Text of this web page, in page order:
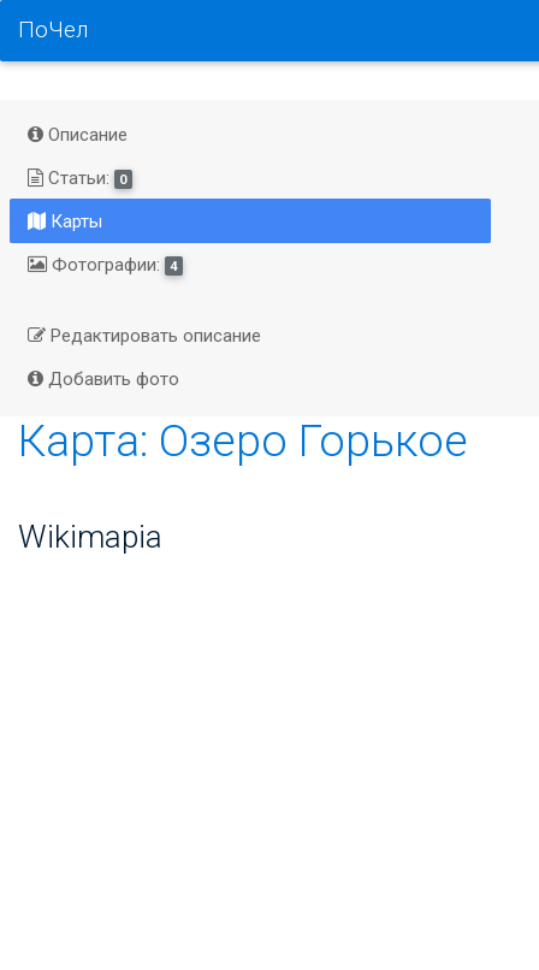
ПоЧел
Описание
Статьи:
0
Карты
Фотографии:
4
Редактировать описание
Добавить фото
Карта: Озеро Горькое
Wikimapia